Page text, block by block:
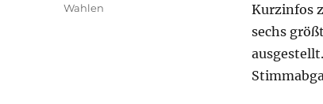
Kurzinfos
sechs
Schlagwörter
Wahlen